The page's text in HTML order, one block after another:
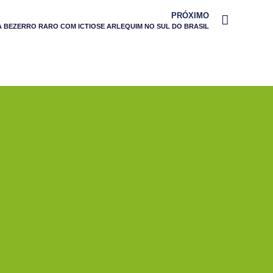
PRÓXIMO
BEZERRO RARO COM ICTIOSE ARLEQUIM NO SUL DO BRASIL